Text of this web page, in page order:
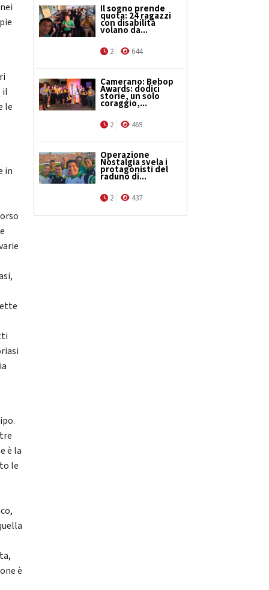
il
le
in
è la
le
è
Il sogno prende
quota: 24 ragazzi
con disabilità
volano da...
2 644
Camerano: Bebop
Awards: dodici
storie, un solo
coraggio,...
2 469
Operazione
Nostalgia svela i
protagonisti del
raduno di...
2 437